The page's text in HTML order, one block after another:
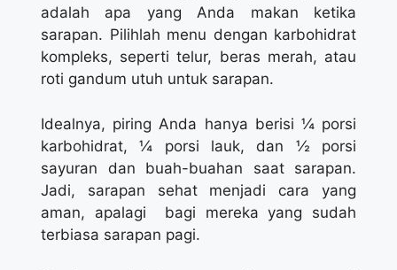
adalah apa yang Anda makan ketika
sarapan. Pilihlah menu dengan karbohidrat
kompleks, seperti telur, beras merah, atau
roti gandum utuh untuk sarapan.
Idealnya, piring Anda hanya berisi ¼ porsi
karbohidrat, ¼ porsi lauk, dan ½ porsi
sayuran dan buah-buahan saat sarapan.
Jadi, sarapan sehat menjadi cara yang
aman, apalagi bagi mereka yang sudah
terbiasa sarapan pagi.